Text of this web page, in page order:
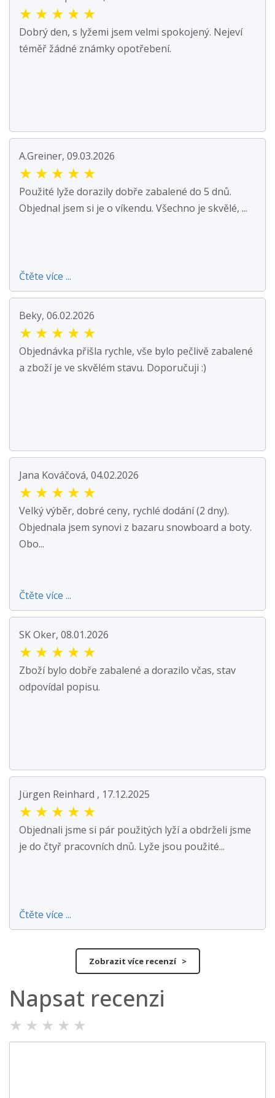
★ ★ ★ ★ ★
Dobrý den, s lyžemi jsem velmi spokojený. Nejeví
téměř žádné známky opotřebení.
A.Greiner, 09.03.2026
★ ★ ★ ★ ★
Použité lyže dorazily dobře zabalené do 5 dnů.
Objednal jsem si je o víkendu. Všechno je skvělé, ...
Čtěte více ...
Beky, 06.02.2026
★ ★ ★ ★ ★
Objednávka přišla rychle, vše bylo pečlivě zabalené
a zboží je ve skvělém stavu. Doporučuji :)
Jana Kováčová, 04.02.2026
★ ★ ★ ★ ★
Velký výběr, dobré ceny, rychlé dodání (2 dny).
Objednala jsem synovi z bazaru snowboard a boty.
Obo...
Čtěte více ...
SK Oker, 08.01.2026
★ ★ ★ ★ ★
Zboží bylo dobře zabalené a dorazilo včas, stav
odpovídal popisu.
Jürgen Reinhard , 17.12.2025
★ ★ ★ ★ ★
Objednali jsme si pár použitých lyží a obdrželi jsme
je do čtyř pracovních dnů. Lyže jsou použité...
Čtěte více ...
Zobrazit více recenzí >
Napsat recenzi
★ ★ ★ ★ ★